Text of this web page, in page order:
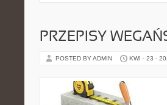
PRZEPISY
POSTED BY ADMIN KWI - 23 -